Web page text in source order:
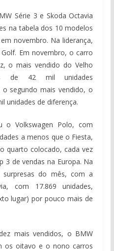
Série 3 e Skoda Octavia
na tabela dos 10 modelos
novembro. Na liderança,
Em novembro, o carro
o mais vendido do Velho
de 42 mil unidades
o segundo mais vendido, o
unidades de diferença.
o Volkswagen Polo, com
a menos que o Fiesta,
quarto colocado, cada vez
3 de vendas na Europa. Na
do mês, com a
com 17.869 unidades,
lugar) por pouco mais de
mais vendidos, o BMW
os oitavo e o nono carros